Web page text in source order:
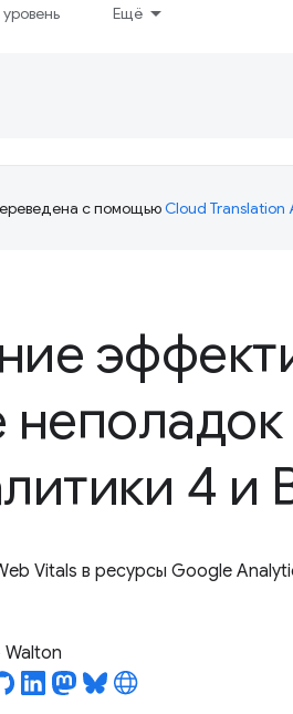
Ещё
с помощьюCloud Translation
4 и
Vitals в ресурсы Google
Walton